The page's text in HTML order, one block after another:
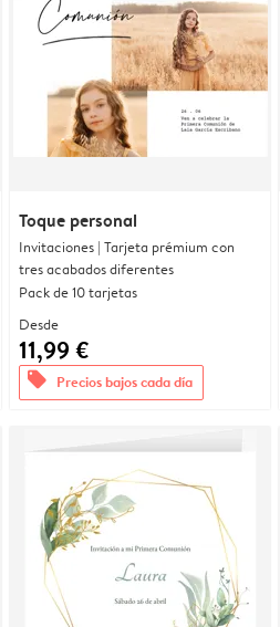
Toque personal
Invitaciones | Tarjeta prémium con
tres acabados diferentes
Pack de 10 tarjetas
Desde
11,99 €
offers Precios bajos cada día